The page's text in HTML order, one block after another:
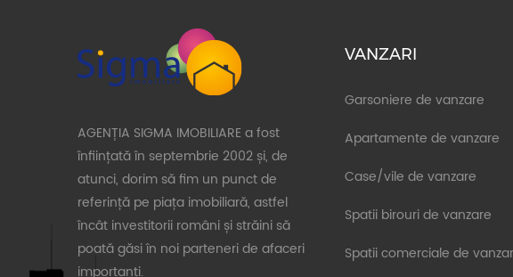
AGENȚIA SIGMA IMOBILIARE a fost
înființată în septembrie 2002 și, de
atunci, dorim să fim un punct de
referință pe piața imobiliară, astfel
încât investitorii români și străini să
poată găsi în noi parteneri de afaceri
importanți.
VANZARI
Garsoniere de vanzare
Apartamente de vanzare
Case/vile de vanzare
Spatii birouri de vanzare
Spatii comerciale de